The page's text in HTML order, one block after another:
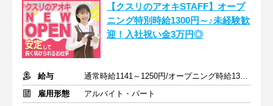
【クスリのアオキSTAFF】オープ
ニング特別時給1300円～♪未経験歓
迎！入社祝い金3万円◎
給与
通常時給1141～1250円/オープニング時給1300～1400円
雇用形態
アルバイト・パート